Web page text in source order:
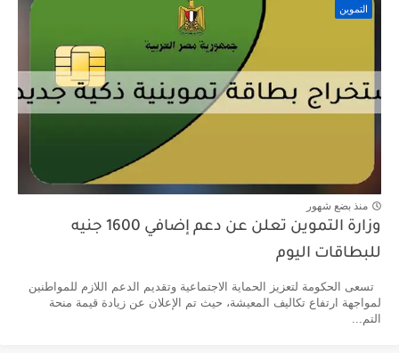
التموين
منذ بضع شهور
وزارة التموين تعلن عن دعم إضافي 1600 جنيه
للبطاقات اليوم
تسعى الحكومة لتعزيز الحماية الاجتماعية وتقديم الدعم اللازم للمواطنين
لمواجهة ارتفاع تكاليف المعيشة، حيث تم الإعلان عن زيادة قيمة منحة
التم...